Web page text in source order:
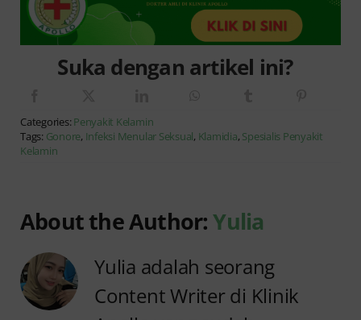
Suka dengan artikel ini?
Categories: Penyakit Kelamin
Tags: Gonore, Infeksi Menular Seksual, Klamidia, Spesialis Penyakit
Kelamin
About the Author:Yulia
Yulia adalah seorang
Content Writer di Klinik